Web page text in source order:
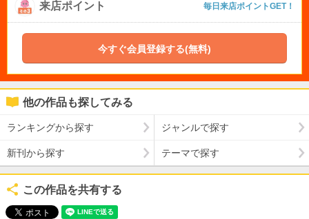
来店ポイント 毎日来店ポイントGET！
今すぐ会員登録する(無料)
他の作品も探してみる
ランキングから探す ジャンルで探す
新刊から探す テーマで探す
この作品を共有する